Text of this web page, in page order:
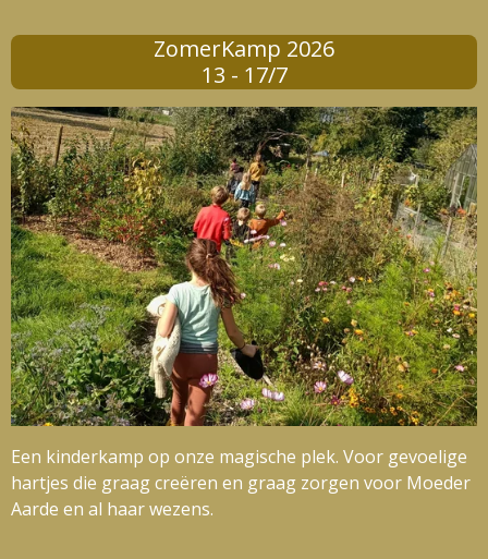
ZomerKamp 2026
13 - 17/7
Een kinderkamp op onze magische plek. Voor gevoelige
hartjes die graag creëren en graag zorgen voor Moeder
Aarde en al haar wezens.